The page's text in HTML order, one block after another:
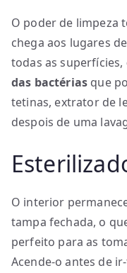
O poder de limpeza
chega aos lugares
todas as superfícies,
das bactérias que
tetinas, extrator de
despois de uma
O interior
tampa fechada, o
perfeito para as
Acende-o antes de